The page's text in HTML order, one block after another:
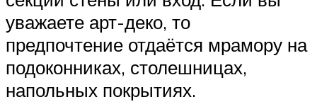
уважаете арт-деко, то
предпочтение отдаётся мрамору на
подоконниках, столешницах,
напольных покрытиях.